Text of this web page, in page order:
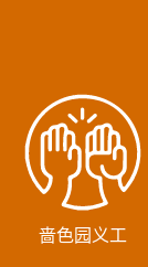
啬色园义工